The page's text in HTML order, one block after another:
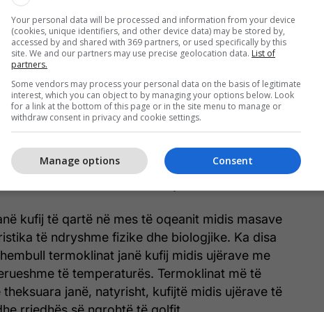
një hartë, me siguri keni përshtypjen se ato
me njëri-tjetrin dhe në oqeane. Por në fakt, kufijtë
vetëm përgjatë shtratit të detit. Dendësia,
e ndryshme çojnë në faktin se në
dy mure duket se përplasen me njëri-tjetrin. Në
kjo është edhe vizualisht e dukshme!
detit dhe oqeanit) janë më qartë të dukshëm
vertikale. Cili është ky fenomen?
kufij të qartë në mes të oqeanit midis masave
të ndryshme fizike dhe biologjike. Ka disa
termoklinat janë kufij midis ujërave me
të temperaturës. Termoklinat më të
theksuara janë, natyrisht, kufijtë midis ujërave të
Your personal data will be processed and information from your device
(cookies, unique identifiers, and other device data) may be stored by,
accessed by and shared with 369 partners, or used specifically by this
site. We and our partners may use precise geolocation data. List of
partners.
Some vendors may process your personal data on the basis of legitimate
interest, which you can object to by managing your options below. Look
for a link at the bottom of this page or in the site menu to manage or
withdraw consent in privacy and cookie settings.
Consent
Manage options